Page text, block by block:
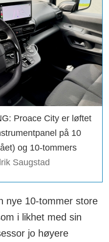
Proace City er løftet
på 10
og 10-tommers
Saugstad
nye 10-tommer store
i likhet med sin
jo høyere